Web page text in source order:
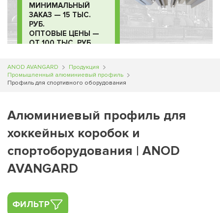
МИНИМАЛЬНЫЙ
ЗАКАЗ — 15 ТЫС.
РУБ.
ОПТОВЫЕ ЦЕНЫ —
ОТ 100 ТЫС. РУБ.
ANOD AVANGARD
Продукция
Промышленный алюминиевый профиль
Профиль для спортивного оборудования
Алюминиевый профиль для
хоккейных коробок и
спортоборудования | ANOD
AVANGARD
ФИЛЬТР